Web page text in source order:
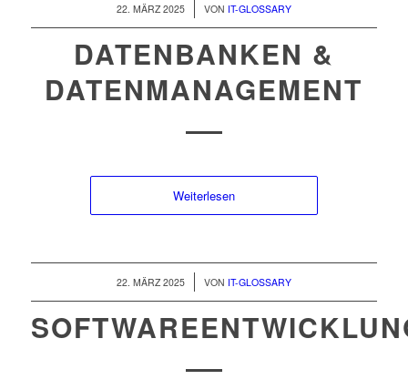
22. MÄRZ 2025
/ VON IT-GLOSSARY
DATENBANKEN &
DATENMANAGEMENT
Weiterlesen
22. MÄRZ 2025
/ VON IT-GLOSSARY